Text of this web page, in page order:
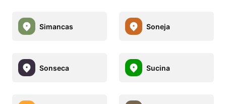
Simancas Soneja
Sonseca Sucina